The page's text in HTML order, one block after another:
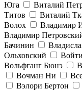
Юга
Виталий
Титов
Виталий
Волох
Владимир
Владимир
Бачинин
Ольховский
Вольфганг Бюнэ
Вочман Ни
Вэлори Бертон